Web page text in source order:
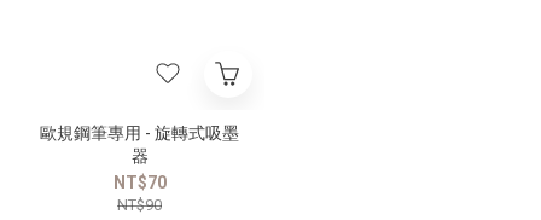
歐規鋼筆專用 - 旋轉式吸墨
器
NT$70
NT$90